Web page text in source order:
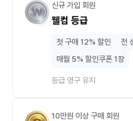
신규 가입 회원
웰컴 등급
첫 구매 12% 할인
전
매월 5% 할인쿠폰 1장
등급 영구 유지
10만원 이상 구매 회원